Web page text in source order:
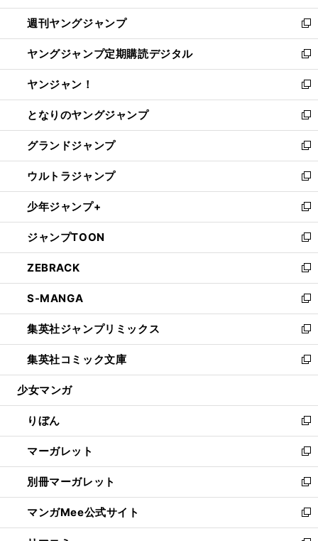
開
く
ウ
で
開
く
ン
ド
ウ
で
開
く
ウ
ィ
ン
ド
ウ
で
開
く
週刊ヤングジャンプ
新
し
い
ウ
ィ
ン
ド
ウ
で
開
く
ヤングジャンプ定期購読デジタル
新
し
い
ウ
ィ
ン
ド
ウ
で
開
く
ヤンジャン！
新
し
い
ウ
ィ
ン
ド
ウ
で
開
く
となりのヤングジャンプ
新
し
い
ウ
ィ
ン
ド
ウ
で
開
く
グランドジャンプ
新
し
い
ウ
ィ
ン
ド
ウ
で
開
く
ウルトラジャンプ
新
し
い
ウ
ィ
ン
ド
ウ
で
開
く
少年ジャンプ+
新
し
い
ウ
ィ
ン
ド
ウ
で
開
く
ジャンプTOON
新
し
い
ウ
ィ
ン
ド
ウ
で
開
ZEBRACK
新
し
い
ウ
ィ
ン
ド
ウ
開
く
S-MANGA
新
し
い
ウ
ィ
ン
ウ
で
開
く
集英社ジャンプリミックス
新
し
い
ウ
ン
ド
ウ
で
開
く
集英社コミック文庫
新
し
ウ
ィ
ン
ド
ウ
で
開
く
少女マンガ
りぼん
新
し
い
ウ
ィ
ン
ド
ウ
マーガレット
新
し
い
ウ
ィ
ン
別冊マーガレット
新
し
い
ウ
マンガMee公式サイト
新
し